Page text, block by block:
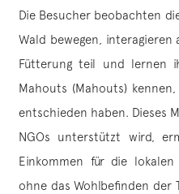
Die Besucher beobachten
Wald bewegen, interagieren
Fütterung teil und lernen
Mahouts (Mahouts)
entschieden haben. Dieses
NGOs unterstützt wird,
Einkommen für die lokalen
ohne das Wohlbefinden der